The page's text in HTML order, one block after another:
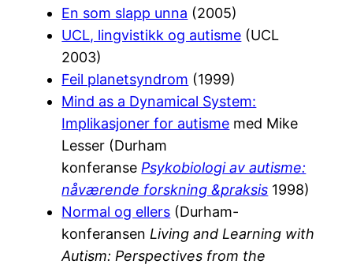
En som slapp unna (2005)
UCL, lingvistikk og autisme (UCL
2003)
Feil planetsyndrom (1999)
Mind as a Dynamical System:
Implikasjoner for autisme med Mike
Lesser (Durham
konferanse Psykobiologi av autisme:
nåværende forskning &praksis 1998)
Normal og ellers (Durham-
konferansen Living and Learning with
Autism: Perspectives from the